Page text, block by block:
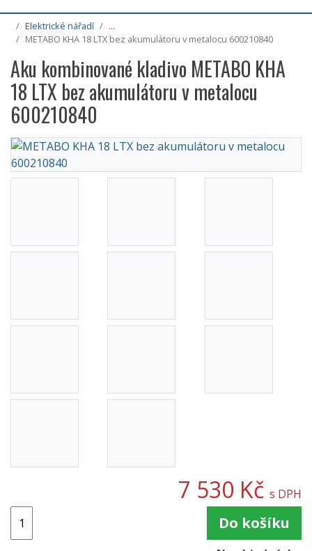
Elektrické nářadí
...
METABO KHA 18 LTX bez akumulátoru v metalocu 600210840
Aku kombinované kladivo METABO KHA
18 LTX bez akumulátoru v metalocu
600210840
7 530 Kč s DPH
Do košíku